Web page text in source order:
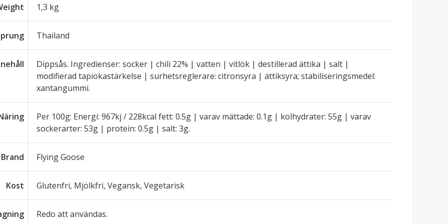
1,3 kg
Thailand
Dippsås. Ingredienser: socker | chili 22% | vatten | vitlök | destillerad ättika | salt |
modifierad tapiokastärkelse | surhetsreglerare: citronsyra | ättiksyra; stabiliseringsmedel:
xantangummi.
Per 100g: Energi: 967kj / 228kcal fett: 0.5g | varav mättade: 0.1g | kolhydrater: 55g | varav
sockerarter: 53g | protein: 0.5g | salt: 3g.
Brand Flying Goose
Kost Glutenfri, Mjölkfri, Vegansk, Vegetarisk
Redo att användas.